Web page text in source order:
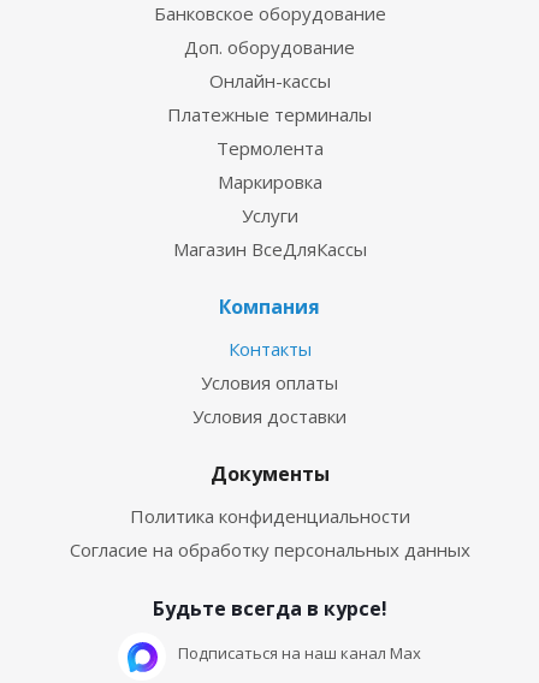
Банковское оборудование
Доп. оборудование
Онлайн-кассы
Платежные терминалы
Термолента
Маркировка
Услуги
Магазин ВсеДляКассы
Компания
Контакты
Условия оплаты
Условия доставки
Документы
Политика конфиденциальности
Согласие на обработку персональных данных
Будьте всегда в курсе!
Подписаться на наш канал Max